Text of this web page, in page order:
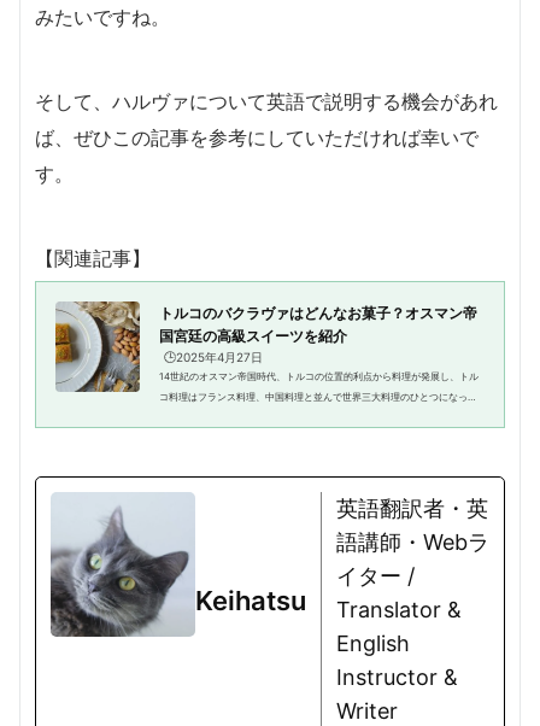
みたいですね。
そして、ハルヴァについて英語で説明する機会があれ
ば、ぜひこの記事を参考にしていただければ幸いで
す。
【関連記事】
トルコのバクラヴァはどんなお菓子？オスマン帝
国宮廷の高級スイーツを紹介
🕒️2025年4月27日
14世紀のオスマン帝国時代、トルコの位置的利点から料理が発展し、トル
コ料理はフランス料理、中国料理と並んで世界三大料理のひとつになった
Keihatsu
英語翻訳者・英
語講師・Webラ
イター /
Translator &
English
Instructor &
Writer